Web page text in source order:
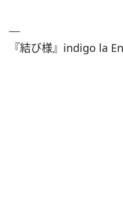
『結び様』indigo la